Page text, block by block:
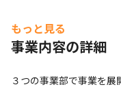
もっと見る
事業内容の詳細
３つの事業部で事業を展